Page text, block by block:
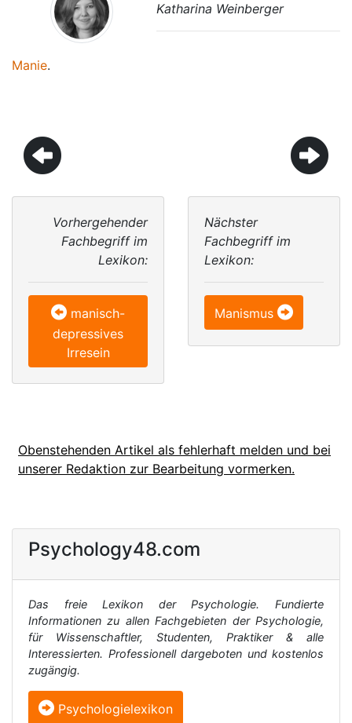
Katharina Weinberger
Manie.
Vorhergehender
Fachbegriff im
Lexikon:
manisch-
depressives
Irresein
Nächster
Fachbegriff im
Lexikon:
Manismus
Obenstehenden Artikel als fehlerhaft melden und bei
unserer Redaktion zur Bearbeitung vormerken.
Psychology48.com
Das freie Lexikon der Psychologie. Fundierte
Informationen zu allen Fachgebieten der Psychologie,
für Wissenschaftler, Studenten, Praktiker & alle
Interessierten. Professionell dargeboten und kostenlos
zugängig.
Psychologielexikon